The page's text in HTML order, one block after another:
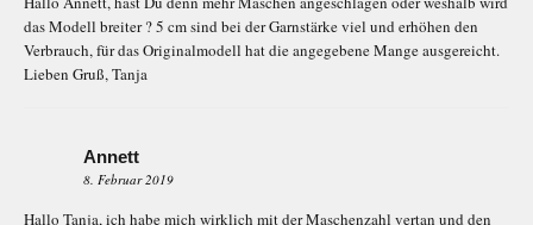
das Modell breiter ? 5 cm sind bei der Garnstärke viel und erhöhen den
Verbrauch, für das Originalmodell hat die angegebene Mange ausgereicht.
Lieben Gruß, Tanja
Annett
8. Februar 2019
Hallo Tanja, ich habe mich wirklich mit der Maschenzahl vertan und den